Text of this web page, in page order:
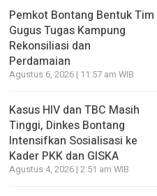
Pemkot Bontang Bentuk Tim
Gugus Tugas Kampung
Rekonsiliasi dan
Perdamaian
Agustus 6, 2026 | 11:57 am WIB
Kasus HIV dan TBC Masih
Tinggi, Dinkes Bontang
Intensifkan Sosialisasi ke
Kader PKK dan GISKA
Agustus 4, 2026 | 2:51 am WIB